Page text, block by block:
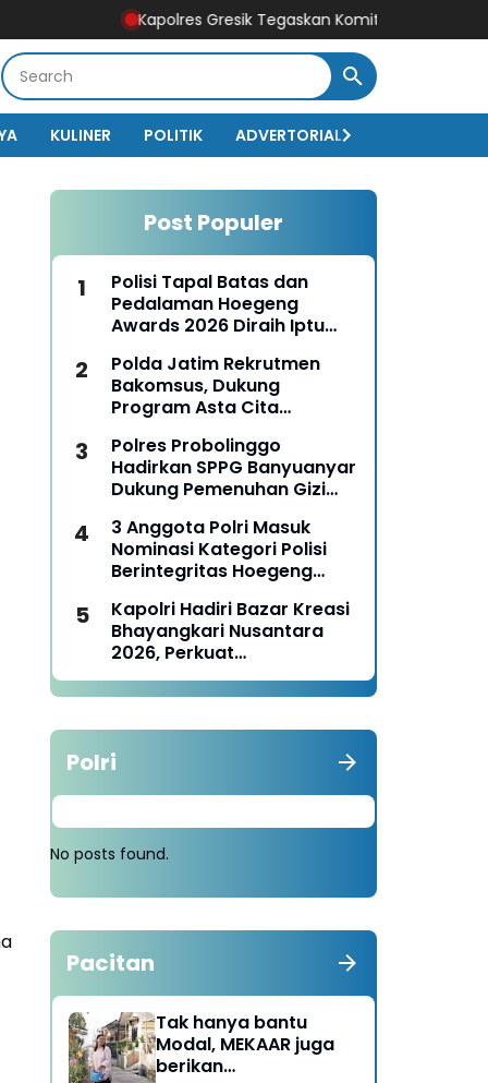
Kapolres Gresik Tegaskan Komitmen Polri Dukung
KULINER POLITIK ADVERTORIAL
Post Populer
Polisi Tapal Batas dan
Pedalaman Hoegeng
Awards 2026 Diraih Iptu
Pengabdian Humanis di
Nduga
Polda Jatim Rekrutmen
Bakomsus, Dukung
Program Asta Cita
Polres Probolinggo
Hadirkan SPPG Banyuanyar
Dukung Pemenuhan Gizi
3 Anggota Polri Masuk
Nominasi Kategori Polisi
Berintegritas Hoegeng
Kapolri Hadiri Bazar Kreasi
Bhayangkari Nusantara
2026, Perkuat
Pemberdayaan UMKM dan
Budaya Lokal
Polri
No posts found.
Pacitan
Tak hanya bantu
Modal, MEKAAR juga
berikan